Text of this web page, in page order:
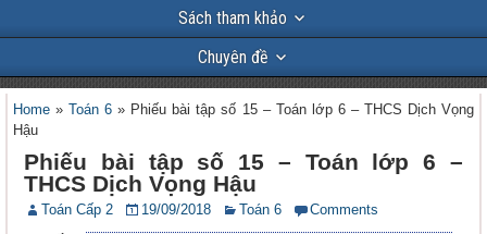
Sách tham khảo
Chuyên đề
Home »Toán 6 » Phiếu bài tập số 15 – Toán lớp 6 – THCS Dịch Vọng
Hậu
Phiếu bài tập số 15 – Toán lớp 6 –
THCS Dịch Vọng Hậu
Toán Cấp 2 19/09/2018 Toán 6 Comments